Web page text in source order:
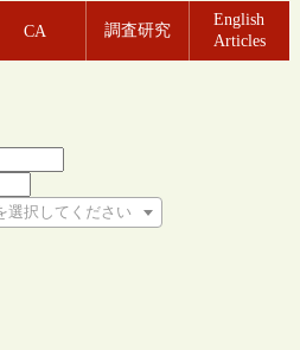
CA 調査研究
English
Articles
選択してください
ださい